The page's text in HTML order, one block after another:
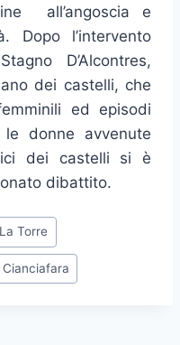
all’angoscia e
Dopo l’intervento
D’Alcontres,
dei castelli, che
ed episodi
donne avvenute
dei castelli si è
dibattito.
La Torre
Cianciafara